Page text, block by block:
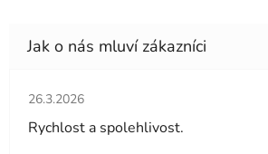
Hodnocení obchodu je 5 z 5 hvězdiček.
26.3.2026
Rychlost a spolehlivost.